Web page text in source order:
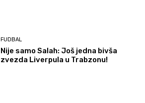
FUDBAL
Nije samo Salah: Još jedna bivša
zvezda Liverpula u Trabzonu!